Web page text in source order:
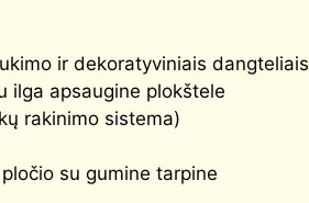
ir dekoratyviniais dangteliais
ilga apsaugine plokštele
rakinimo sistema)
su gumine tarpine